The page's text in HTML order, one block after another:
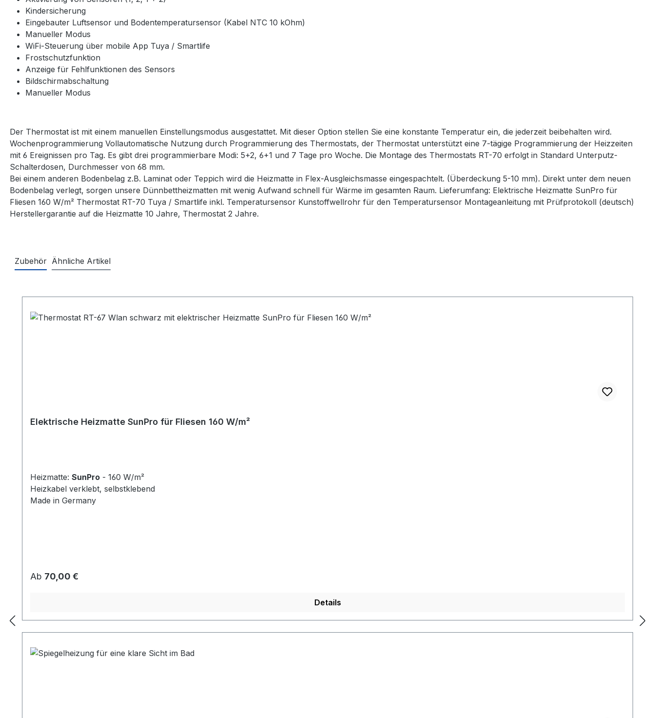
Kindersicherung
Eingebauter Luftsensor und Bodentemperatursensor (Kabel NTC 10 kOhm)
Manueller Modus
WiFi-Steuerung über mobile App Tuya / Smartlife
Frostschutzfunktion
Anzeige für Fehlfunktionen des Sensors
Bildschirmabschaltung
Manueller Modus
Der Thermostat ist mit einem manuellen Einstellungsmodus ausgestattet. Mit dieser Option stellen Sie eine konstante Temperatur ein, die jederzeit beibehalten wird.
Wochenprogrammierung Vollautomatische Nutzung durch Programmierung des Thermostats, der Thermostat unterstützt eine 7-tägige Programmierung der Heizzeiten
mit 6 Ereignissen pro Tag. Es gibt drei programmierbare Modi: 5+2, 6+1 und 7 Tage pro Woche. Die Montage des Thermostats RT-70 erfolgt in Standard Unterputz-
Schalterdosen, Durchmesser von 68 mm.
Bei einem anderen Bodenbelag z.B. Laminat oder Teppich wird die Heizmatte in Flex-Ausgleichsmasse eingespachtelt. (Überdeckung 5-10 mm). Direkt unter dem neuen
Bodenbelag verlegt, sorgen unsere Dünnbettheizmatten mit wenig Aufwand schnell für Wärme im gesamten Raum. Lieferumfang: Elektrische Heizmatte SunPro für
Fliesen 160 W/m² Thermostat RT-70 Tuya / Smartlife inkl. Temperatursensor Kunstoffwellrohr für den Temperatursensor Montageanleitung mit Prüfprotokoll (deutsch)
Herstellergarantie auf die Heizmatte 10 Jahre, Thermostat 2 Jahre.
Zubehör Ähnliche Artikel
Elektrische Heizmatte SunPro für Fliesen 160 W/m²
Heizmatte: SunPro - 160 W/m²
Heizkabel verklebt, selbstklebend
Made in Germany
Regulärer Preis:
Ab 70,00 €
Details